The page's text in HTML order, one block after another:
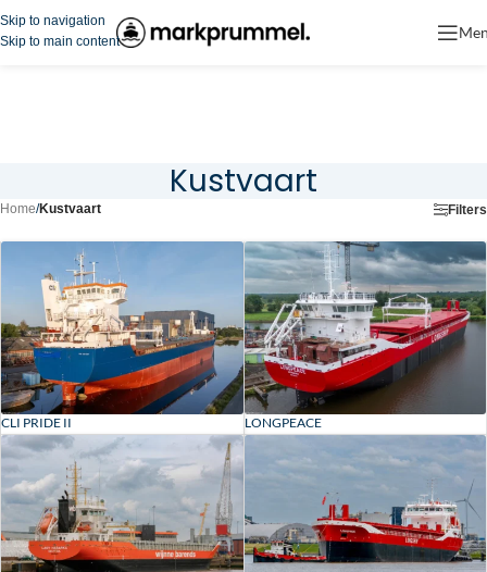
Skip to navigation
Skip to main content
Kustvaart
Home/Kustvaart Filters
CLI PRIDE II LONGPEACE